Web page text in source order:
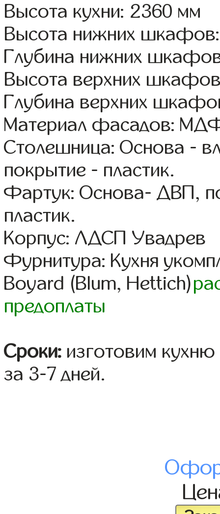
Высота кухни: 2360 мм
Высота нижних
Глубина нижних
Высота верхних
Глубина верхних
Материал фасадов:
Столешница: Основа -
покрытие - пластик.
Фартук: Основа- ДВП,
пластик.
Корпус: ЛДСП Увадрев
Фурнитура: Кухня
Boyard (Blum, Hettich)
предоплаты
Сроки: изготовим
за 3-7 дней.